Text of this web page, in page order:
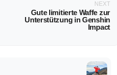
NEXT
Gute limitierte Waffe zur
Unterstützung in Genshin
Impact